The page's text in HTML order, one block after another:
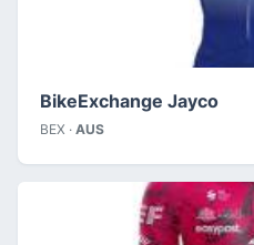
BikeExchange Jayco
BEX · AUS